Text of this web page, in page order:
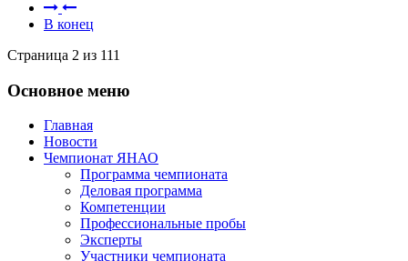
В конец
Страница 2 из 111
Основное меню
Главная
Новости
Чемпионат ЯНАО
Программа чемпионата
Деловая программа
Компетенции
Профессиональные пробы
Эксперты
Участники чемпионата